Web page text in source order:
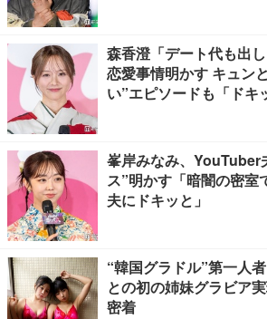
森香澄「デート代も出
恋愛事情明かす キュン
い”エピソードも「ドキ
峯岸みなみ、YouTuber
ス”明かす「暗闇の密
夫にドキッと」
“韓国グラドル”第一人
との初の姉妹グラビア
密着